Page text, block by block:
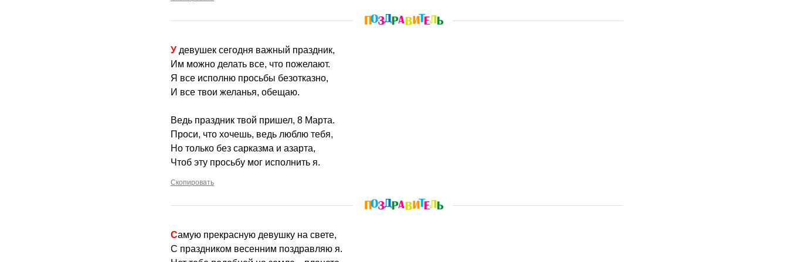
У девушек сегодня важный праздник,
Им можно делать все, что пожелают.
Я все исполню просьбы безотказно,
И все твои желанья, обещаю.
Ведь праздник твой пришел, 8 Марта.
Проси, что хочешь, ведь люблю тебя,
Но только без сарказма и азарта,
Чтоб эту просьбу мог исполнить я.
Скопировать
Самую прекрасную девушку на свете,
С праздником весенним поздравляю я.